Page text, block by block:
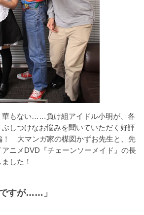
もない……負け組アイドル小明が、各
しつけなお悩みを聞いていただく好評
！ 大マンガ家の楳図かずお先生と、先
ニメDVD『チェーンソーメイド』の長
した！
ですが……」